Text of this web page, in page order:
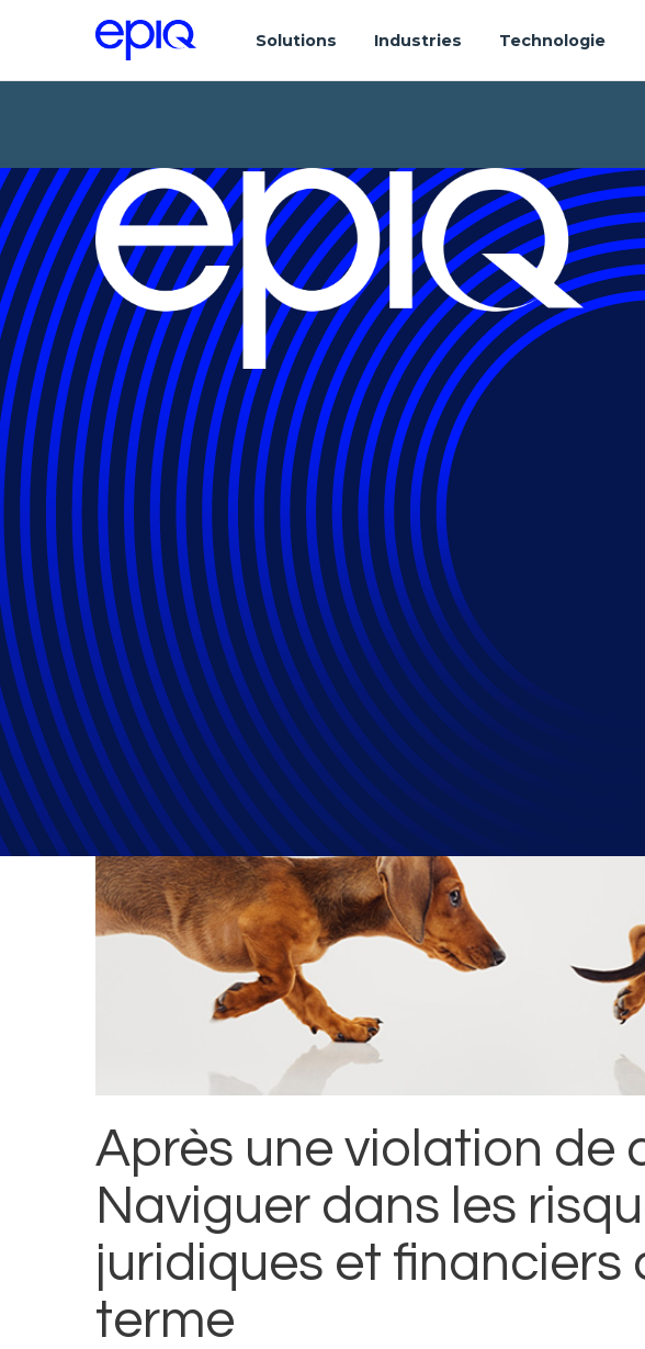
Solutions Industries Technologie
Après une violation de
Naviguer dans les
juridiques et financiers
terme